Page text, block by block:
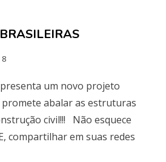
um novo projeto
abalar as estruturas
civil!!! Não esquece
compartilhar em suas redes